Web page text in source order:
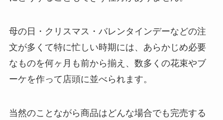
母の日・クリスマス・バレンタインデーなどの注
文が多くて特に忙しい時期には、あらかじめ必要
なものを何ヶ月も前から揃え、数多くの花束やブ
ーケを作って店頭に並べられます。
当然のことながら商品はどんな場合でも完売する